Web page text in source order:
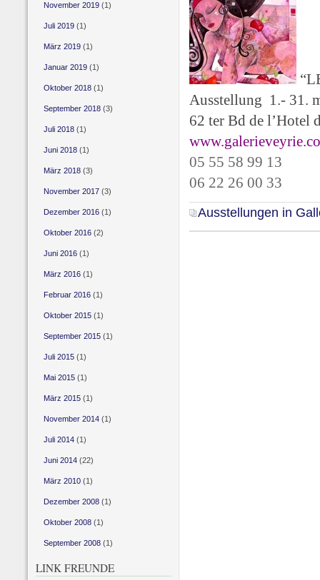
Ausstellung 1.- 31.
62 ter Bd de l’Hotel
05 55 58 99 13
06 22 26 00 33
Ausstellungen in
November 2019(1)
Juli 2019(1)
März 2019(1)
Januar 2019(1)
Oktober 2018(1)
September 2018(3)
Juli 2018(1)
Juni 2018(1)
März 2018(3)
November 2017(3)
Dezember 2016(1)
Oktober 2016(2)
Juni 2016(1)
März 2016(1)
Februar 2016(1)
Oktober 2015(1)
September 2015(1)
Juli 2015(1)
Mai 2015(1)
März 2015(1)
November 2014(1)
Juli 2014(1)
Juni 2014(22)
März 2010(1)
Dezember 2008(1)
Oktober 2008(1)
September 2008(1)
LINK FREUNDE